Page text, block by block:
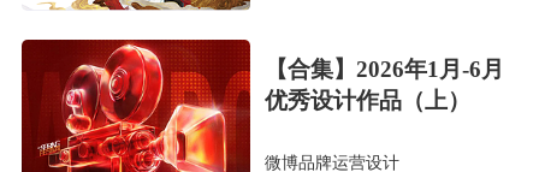
【合集】2026年1月-6月
优秀设计作品（上）
微博品牌运营设计